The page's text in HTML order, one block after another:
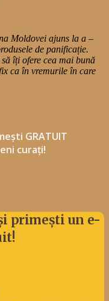
Moldovei ajuns la a –
de panificație.
îți ofere cea mai bună
ca în vremurile în care
GRATUIT
curați!
primești un e-